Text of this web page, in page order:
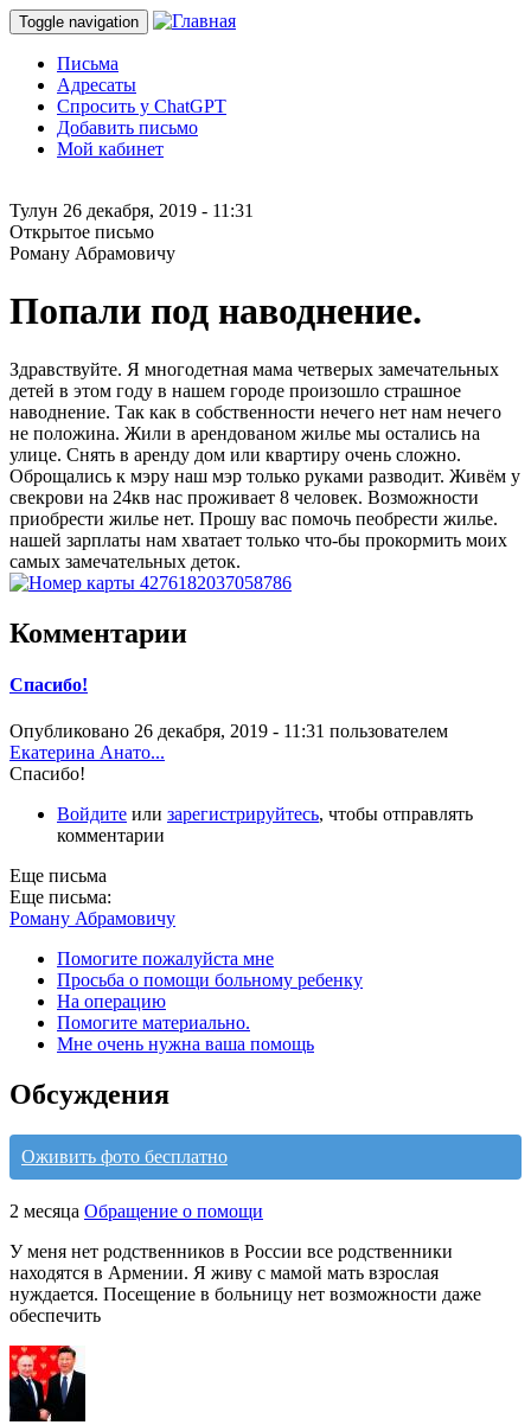
Toggle navigation
Письма
Адресаты
Спросить у ChatGPT
Добавить письмо
Мой кабинет
Тулун 26 декабря, 2019 - 11:31
Открытое письмо
Роману Абрамовичу
Попали под наводнение.
Здравствуйте. Я многодетная мама четверых замечательных
детей в этом году в нашем городе произошло страшное
наводнение. Так как в собственности нечего нет нам нечего
не положина. Жили в арендованом жилье мы остались на
улице. Снять в аренду дом или квартиру очень сложно.
Оброщались к мэру наш мэр только руками разводит. Живём у
свекрови на 24кв нас проживает 8 человек. Возможности
приобрести жилье нет. Прошу вас помочь пеобрести жилье.
нашей зарплаты нам хватает только что-бы прокормить моих
самых замечательных деток.
Комментарии
Спасибо!
Опубликовано 26 декабря, 2019 - 11:31 пользователем
Екатерина Анато...
Спасибо!
Войдите или зарегистрируйтесь, чтобы отправлять
комментарии
Еще письма
Еще письма:
Роману Абрамовичу
Помогите пожалуйста мне
Просьба о помощи больному ребенку
На операцию
Помогите материально.
Мне очень нужна ваша помощь
Обсуждения
Оживить фото бесплатно
2 месяца Обращение о помощи
У меня нет родственников в России все родственники
находятся в Армении. Я живу с мамой мать взрослая
нуждается. Посещение в больницу нет возможности даже
обеспечить